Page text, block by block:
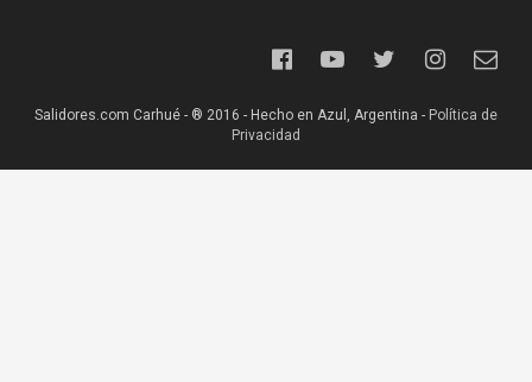
Salidores.com Carhué - ® 2016 - Hecho en Azul, Argentina - Política de
Privacidad